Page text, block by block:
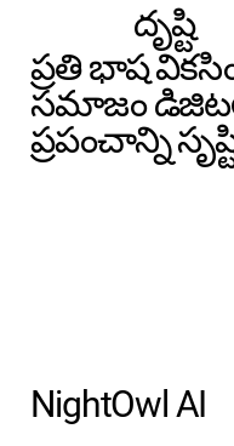
దృష్టి
ప్రతి భాష
సమాజం
ప్రపంచాన్ని
NightOwl AI